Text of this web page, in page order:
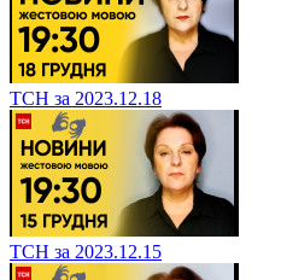
ТСН за 2023.12.18
ТСН за 2023.12.15